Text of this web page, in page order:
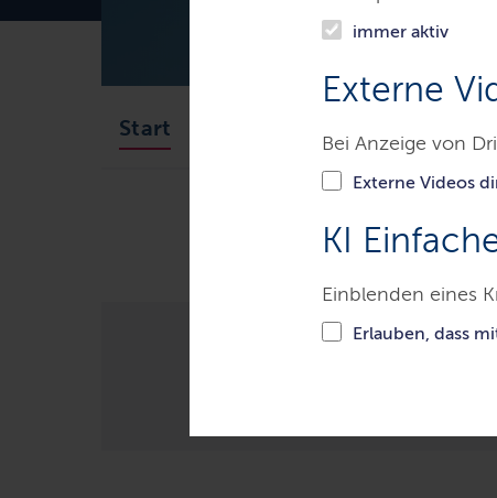
immer aktiv
Externe
Bei Anzeige von
Externe Videos
KI
Einblenden eines
Erlauben, dass
Start
Wirtschaft